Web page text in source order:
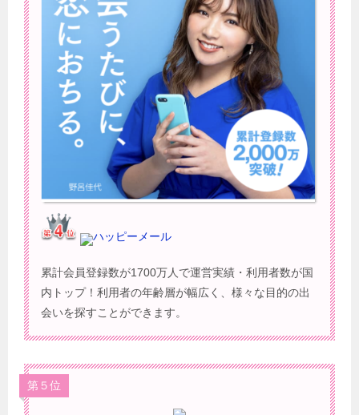
ハッピーメール
累計会員登録数が1700万人で運営実績・利用者数が国
内トップ！利用者の年齢層が幅広く、様々な目的の出
会いを探すことができます。
第５位